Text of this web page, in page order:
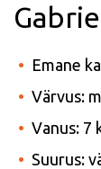
Emane
Värvus:
Vanus: 7
Suurus: